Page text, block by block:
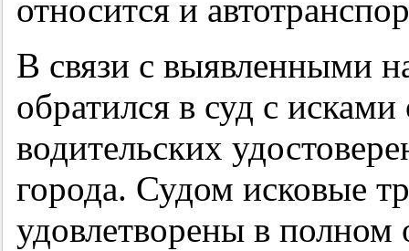
относится и
В связи с выявленными
обратился в суд с
водительских
города. Судом исковые
удовлетворены в полном